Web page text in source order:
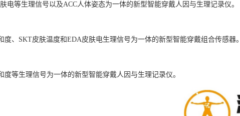
电等生理信号以及ACC人体姿态为一体的新型智能穿戴人因与生理记录仪。
度、SKT皮肤温度和EDA皮肤电生理信号为一体的新型智能穿戴组合传感器。
度等生理信号为一体的新型智能穿戴人因与生理记录仪。